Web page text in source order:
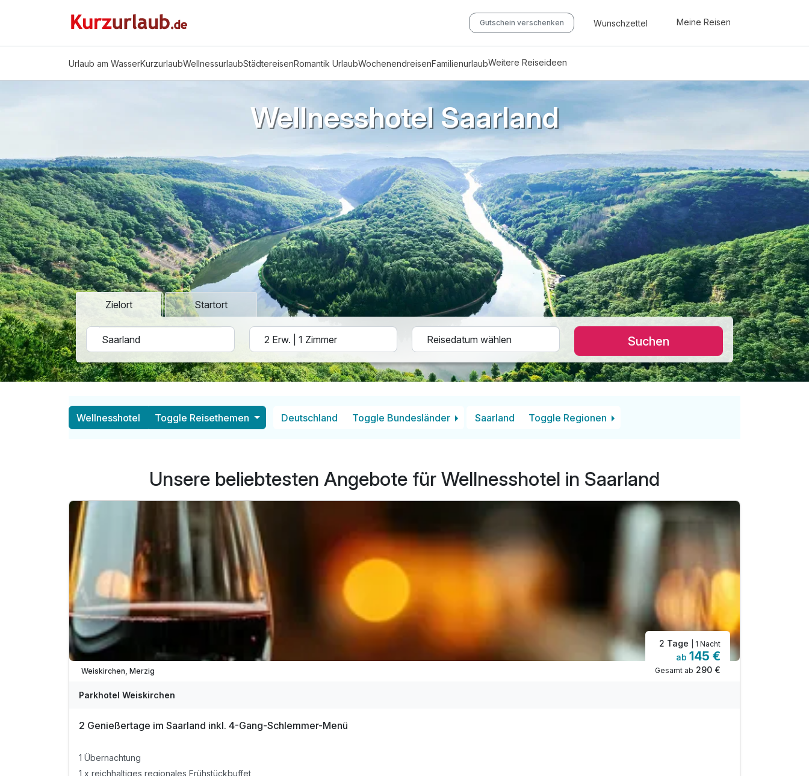
Gutschein verschenken Wunschzettel Meine Reisen
Urlaub am WasserKurzurlaubWellnessurlaubStädtereisenRomantik UrlaubWochenendreisenFamilienurlaubWeitere Reiseideen
Wellnesshotel Saarland
Zielort Startort
Suchen
Wellnesshotel Toggle Reisethemen Deutschland Toggle Bundesländer Saarland Toggle Regionen
Unsere beliebtesten Angebote für Wellnesshotel in Saarland
Weiskirchen, Merzig
2 Tage | 1 Nacht
ab 145 €
Gesamt ab 290 €
Parkhotel Weiskirchen
2 Genießertage im Saarland inkl. 4-Gang-Schlemmer-Menü
1 Übernachtung
1 x reichhaltiges regionales Frühstückbuffet